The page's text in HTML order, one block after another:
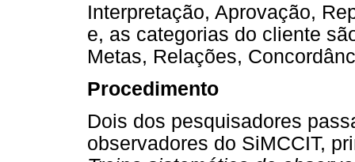
Interpretação, Aprovação,
e, as categorias do cliente
Metas, Relações,
Procedimento
Dois dos pesquisadores
observadores do SiMCCIT,